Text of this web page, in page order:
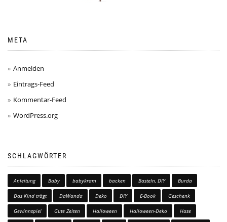
META
Anmelden
Eintrags-Feed
Kommentar-Feed
WordPress.org
SCHLAGWÖRTER
Anleitung Baby babykram backen Basteln, DIY Burda
Das Kind trägt DaWanda Deko DIY E-Book Geschenk
Gewinnspiel Gute Zeiten Halloween Halloween-Deko Hase